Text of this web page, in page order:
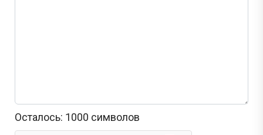
Осталось: 1000 символов